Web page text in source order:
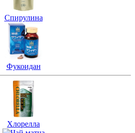
Спирулина
Фукоидан
Хлорелла